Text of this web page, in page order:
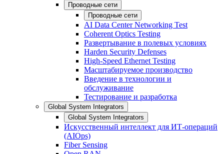
Проводные сети
Проводные сети
AI Data Center Networking Test
Coherent Optics Testing
Развертывание в полевых условиях
Harden Security Defenses
High-Speed Ethernet Testing
Масштабируемое производство
Введение в технологии и
обслуживание
Тестирование и разработка
Global System Integrators
Global System Integrators
Искусственный интеллект для ИТ-операций
(AIOps)
Fiber Sensing